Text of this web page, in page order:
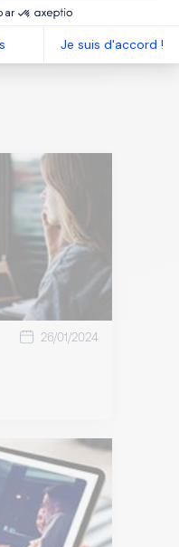
Je suis d'accord !
场营销与数
26/01/2024